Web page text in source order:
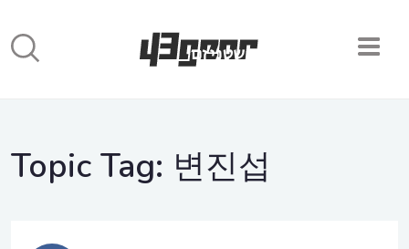
Topic Tag: 변진섭